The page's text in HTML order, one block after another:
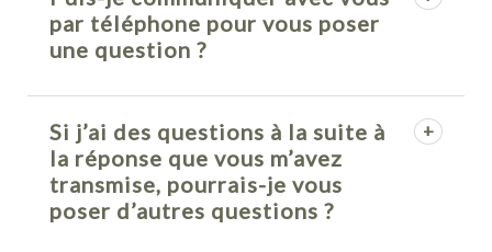
par téléphone pour vous poser
une question ?
Si j’ai des questions à la suite à
la réponse que vous m’avez
transmise, pourrais-je vous
poser d’autres questions ?